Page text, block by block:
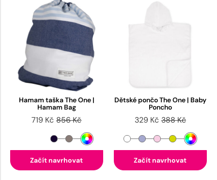
Hamam taška The One |
Hamam Bag
719 Kč 856 Kč
Začít navrhovat
Dětské pončo The One | Baby
Poncho
329 Kč 388 Kč
Začít navrhovat